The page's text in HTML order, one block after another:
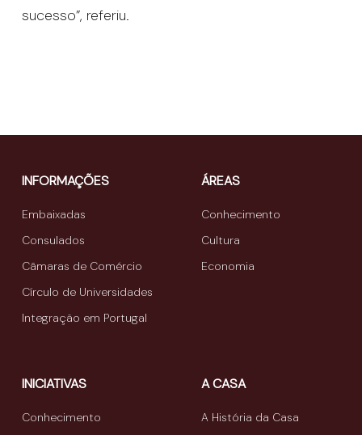
sucesso”, referiu.
INFORMAÇÕES
Embaixadas
Consulados
Câmaras de Comércio
Círculo de Universidades
Integração em Portugal
ÁREAS
Conhecimento
Cultura
Economia
INICIATIVAS
Conhecimento
A CASA
A História da Casa